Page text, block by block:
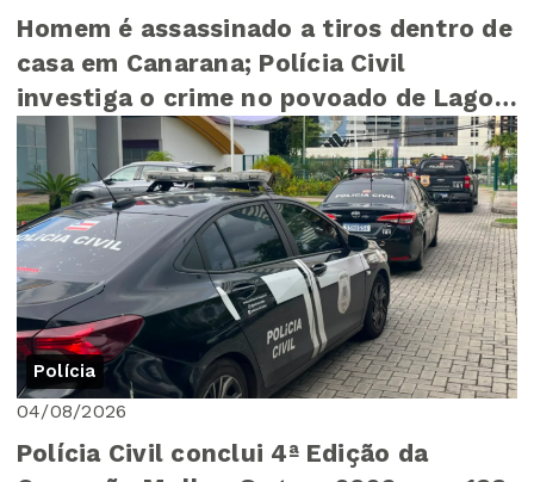
Homem é assassinado a tiros dentro de
casa em Canarana; Polícia Civil
investiga o crime no povoado de Lagoa
do Zeca
Polícia
04/08/2026
Polícia Civil conclui 4ª Edição da